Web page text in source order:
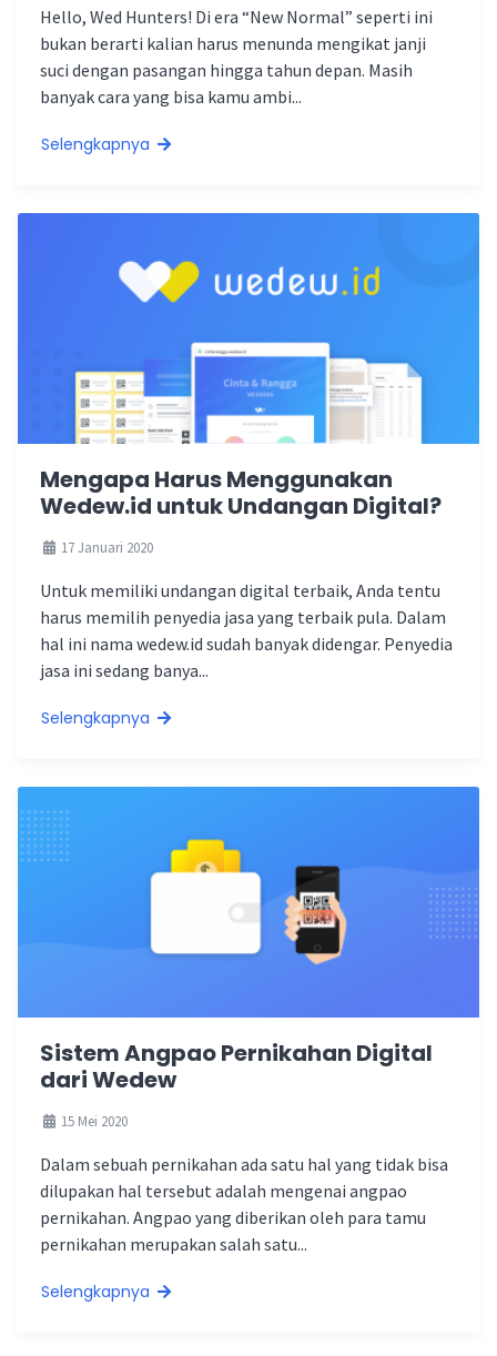
Hello, Wed Hunters! Di era “New Normal” seperti ini
bukan berarti kalian harus menunda mengikat janji
suci dengan pasangan hingga tahun depan. Masih
banyak cara yang bisa kamu ambi...
Selengkapnya
Mengapa Harus Menggunakan
Wedew.id untuk Undangan Digital?
17 Januari 2020
Untuk memiliki undangan digital terbaik, Anda tentu
harus memilih penyedia jasa yang terbaik pula. Dalam
hal ini nama wedew.id sudah banyak didengar. Penyedia
jasa ini sedang banya...
Selengkapnya
Sistem Angpao Pernikahan Digital
dari Wedew
15 Mei 2020
Dalam sebuah pernikahan ada satu hal yang tidak bisa
dilupakan hal tersebut adalah mengenai angpao
pernikahan. Angpao yang diberikan oleh para tamu
pernikahan merupakan salah satu...
Selengkapnya